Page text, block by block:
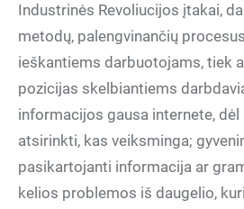
Industrinės Revoliucijos įtakai,
metodų, palengvinančių
ieškantiems darbuotojams, tiek
pozicijas skelbiantiems
informacijos gausa internete,
atsirinkti, kas veiksminga;
pasikartojanti informacija ar
kelios problemos iš daugelio,